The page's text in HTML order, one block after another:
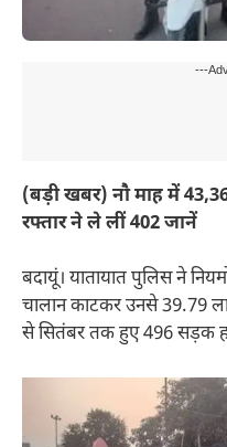
---
(बड़ी खबर) नौ माह में
रफ्तार ने ले लीं 402 जानें
बदायूं। यातायात पुलिस ने
चालान काटकर उनसे 39.79
से सितंबर तक हुए 496 सड़क